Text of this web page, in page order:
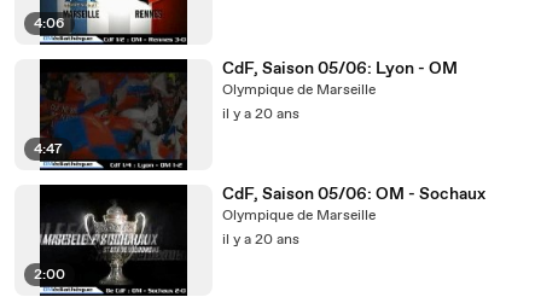
4:06
4:47
CdF, Saison 05/06: Lyon - OM
Olympique de Marseille
il y a 20 ans
2:00
CdF, Saison 05/06: OM - Sochaux
Olympique de Marseille
il y a 20 ans